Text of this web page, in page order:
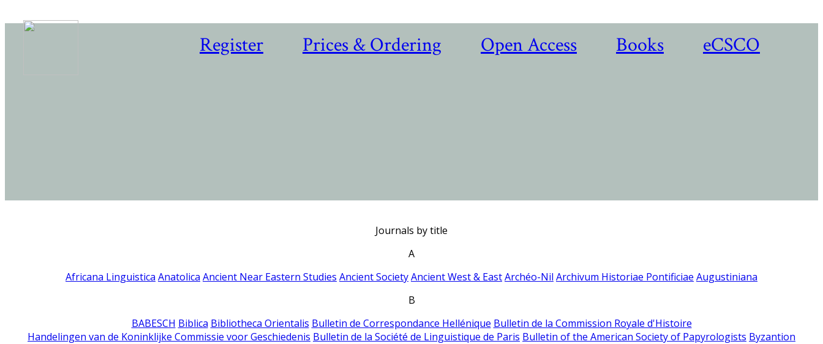
Register Prices & Ordering Open Access Books eCSCO
Journals by title
A
Africana Linguistica Anatolica Ancient Near Eastern Studies Ancient SocietyAncient West & EastArchéo-Nil Archivum Historiae Pontificiae Augustiniana
B
BABESCH Biblica Bibliotheca Orientalis Bulletin de Correspondance Hellénique Bulletin de la Commission Royale d'Histoire
Handelingen van de Koninklijke Commissie voor Geschiedenis Bulletin de la Société de Linguistique de Paris Bulletin of the American Society of Papyrologists Byzantion